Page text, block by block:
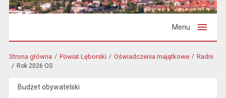
Menu
Strona główna Powiat Lęborski Oświadczenia majątkowe Radni
Rok 2026 OS
Budżet obywatelski